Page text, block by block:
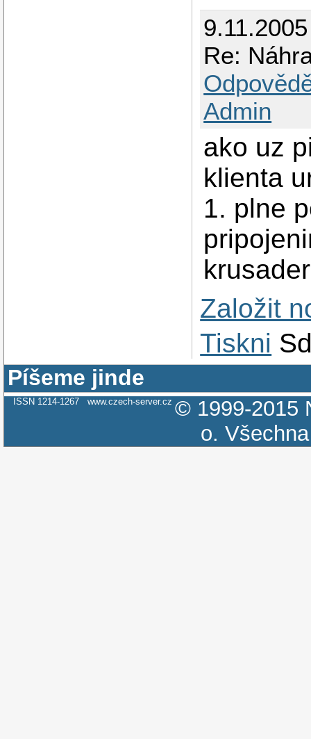
Re:
Admin
ako uz
klienta
1. plne
Založit
Tiskni
Píšeme jinde
ISSN 1214-1267 www.czech-server.cz © 1999-2015
o.